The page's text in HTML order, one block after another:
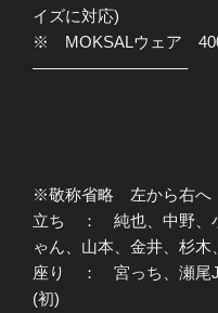
イズに対応)
※ MOKSALウェア
—————————–
※敬称省略 左から右へ
立ち ： 純也、中野、
ゃん、山本、金井、杉木
座り ： 宮っち、瀬尾
(初)